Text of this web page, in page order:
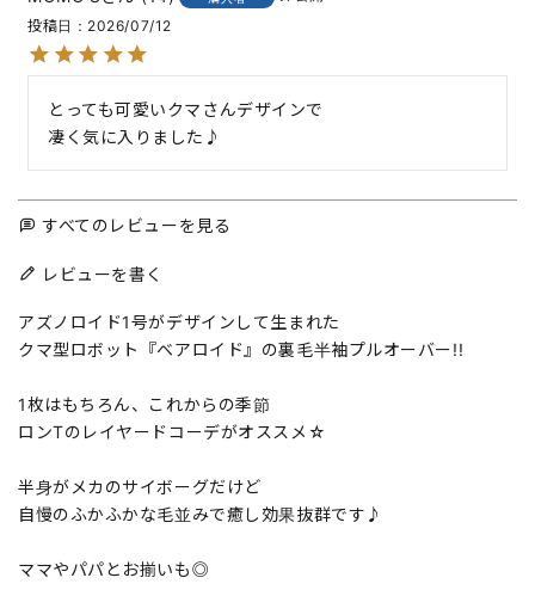
投稿日
2026/07/12
とっても可愛いクマさんデザインで
凄く気に入りました♪
すべてのレビューを見る
レビューを書く
アズノロイド1号がデザインして生まれた
クマ型ロボット『ベアロイド』の裏毛半袖プルオーバー!!
1枚はもちろん、これからの季節
ロンTのレイヤードコーデがオススメ☆
半身がメカのサイボーグだけど
自慢のふかふかな毛並みで癒し効果抜群です♪
ママやパパとお揃いも◎